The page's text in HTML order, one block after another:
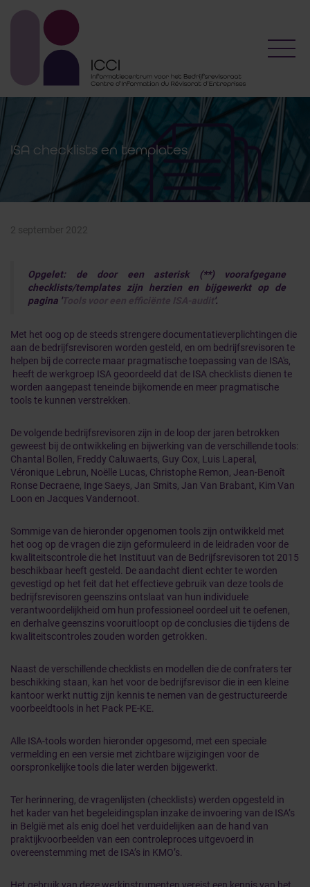
ISA checklists en templates
2 september 2022
Opgelet: de door een asterisk (**) voorafgegane
checklists/templates zijn herzien en bijgewerkt op de
pagina ' Tools voor een efficiënte ISA-audit'.
Met het oog op de steeds strengere documentatieverplichtingen die
aan de bedrijfsrevisoren worden gesteld, en om bedrijfsrevisoren te
helpen bij de correcte maar pragmatische toepassing van de ISA's,
heeft de werkgroep ISA geoordeeld dat de ISA checklists dienen te
worden aangepast teneinde bijkomende en meer pragmatische
tools te kunnen verstrekken.
De volgende bedrijfsrevisoren zijn in de loop der jaren betrokken
geweest bij de ontwikkeling en bijwerking van de verschillende tools:
Chantal Bollen, Freddy Caluwaerts, Guy Cox, Luis Laperal,
Véronique Lebrun, Noëlle Lucas, Christophe Remon, Jean-Benoît
Ronse Decraene, Inge Saeys, Jan Smits, Jan Van Brabant, Kim Van
Loon en Jacques Vandernoot.
Sommige van de hieronder opgenomen tools zijn ontwikkeld met
het oog op de vragen die zijn geformuleerd in de leidraden voor de
kwaliteitscontrole die het Instituut van de Bedrijfsrevisoren tot 2015
beschikbaar heeft gesteld. De aandacht dient echter te worden
gevestigd op het feit dat het effectieve gebruik van deze tools de
bedrijfsrevisoren geenszins ontslaat van hun individuele
verantwoordelijkheid om hun professioneel oordeel uit te oefenen,
en derhalve geenszins vooruitloopt op de conclusies die tijdens de
kwaliteitscontroles zouden worden getrokken.
Naast de verschillende checklists en modellen die de confraters ter
beschikking staan, kan het voor de bedrijfsrevisor die in een kleine
kantoor werkt nuttig zijn kennis te nemen van de gestructureerde
voorbeeldtools in het Pack PE-KE.
Alle ISA-tools worden hieronder opgesomd, met een speciale
vermelding en een versie met zichtbare wijzigingen voor de
oorspronkelijke tools die later werden bijgewerkt.
Ter herinnering, de vragenlijsten (checklists) werden opgesteld in
het kader van het begeleidingsplan inzake de invoering van de ISA’s
in België met als enig doel het verduidelijken aan de hand van
praktijkvoorbeelden van een controleproces uitgevoerd in
overeenstemming met de ISA’s in KMO’s.